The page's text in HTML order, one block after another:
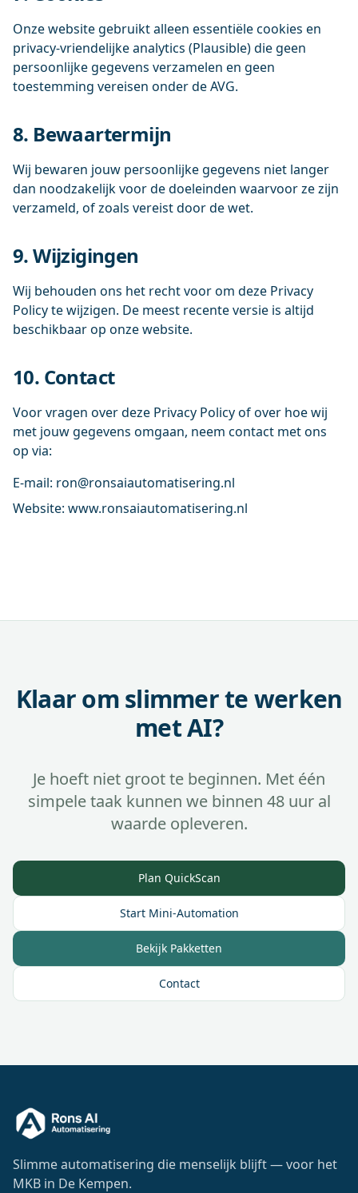
Onze website gebruikt alleen essentiële cookies en
privacy-vriendelijke analytics (Plausible) die geen
persoonlijke gegevens verzamelen en geen
toestemming vereisen onder de AVG.
8. Bewaartermijn
Wij bewaren jouw persoonlijke gegevens niet langer
dan noodzakelijk voor de doeleinden waarvoor ze zijn
verzameld, of zoals vereist door de wet.
9. Wijzigingen
Wij behouden ons het recht voor om deze Privacy
Policy te wijzigen. De meest recente versie is altijd
beschikbaar op onze website.
10. Contact
Voor vragen over deze Privacy Policy of over hoe wij
met jouw gegevens omgaan, neem contact met ons
op via:
E-mail: ron@ronsaiautomatisering.nl
Website: www.ronsaiautomatisering.nl
Klaar om slimmer te werken
met AI?
Je hoeft niet groot te beginnen. Met één
simpele taak kunnen we binnen 48 uur al
waarde opleveren.
Plan QuickScan
Start Mini-Automation
Bekijk Pakketten
Contact
Slimme automatisering die menselijk blijft — voor het
MKB in De Kempen.